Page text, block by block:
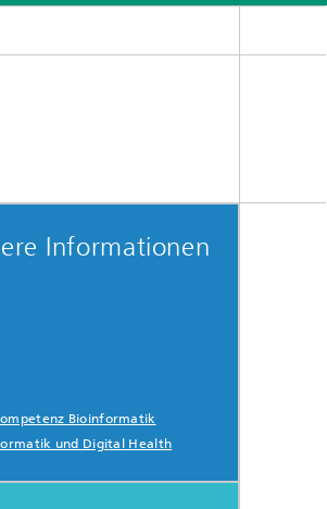
Informationen
Bioinformatik
und Digital Health